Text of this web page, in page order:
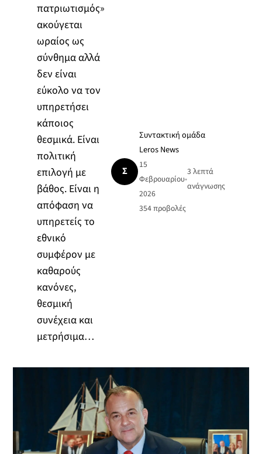
πατριωτισμός»
ακούγεται
ωραίος ως
σύνθημα αλλά
δεν είναι
εύκολο να τον
υπηρετήσει
κάποιος
θεσμικά. Είναι
πολιτική
επιλογή με
βάθος. Είναι η
απόφαση να
υπηρετείς το
εθνικό
συμφέρον με
καθαρούς
κανόνες,
θεσμική
συνέχεια και
μετρήσιμα…
Σ
Συντακτική ομάδα
Leros News
15
Φεβρουαρίου
2026
•
3 λεπτά
ανάγνωσης
354προβολές